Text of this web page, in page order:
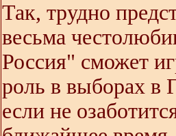
Так, трудно
весьма
Россия" сможет
роль в выборах в
если не